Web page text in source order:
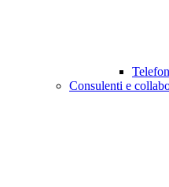
Consulenti e